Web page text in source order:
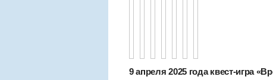
9 апреля 2025 года квест-игра